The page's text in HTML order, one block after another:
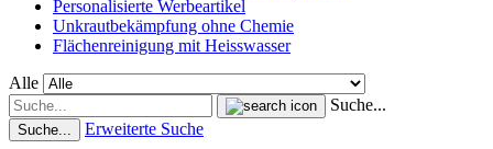
Personalisierte Werbeartikel
Unkrautbekämpfung ohne Chemie
Flächenreinigung mit Heisswasser
Alle
Suche...
Suche... Erweiterte Suche